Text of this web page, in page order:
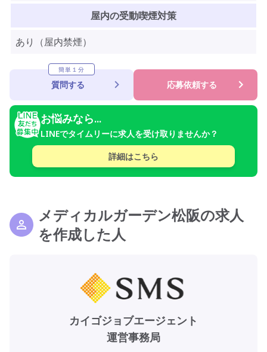
屋内の受動喫煙対策
あり（屋内禁煙）
簡単１分
質問する 応募依頼する
お悩みなら...
LINEでタイムリーに求人を受け取りませんか？
詳細はこちら
メディカルガーデン松阪の求人
を作成した人
カイゴジョブエージェント
運営事務局